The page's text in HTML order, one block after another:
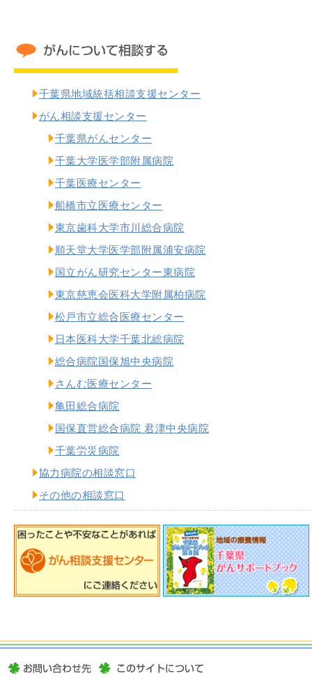
千葉県地域統括相談支援センター
がん相談支援センター
千葉県がんセンター
千葉大学医学部附属病院
千葉医療センター
船橋市立医療センター
東京歯科大学市川総合病院
順天堂大学医学部附属浦安病院
国立がん研究センター東病院
東京慈恵会医科大学附属柏病院
松戸市立総合医療センター
日本医科大学千葉北総病院
総合病院国保旭中央病院
さんむ医療センター
亀田総合病院
国保直営総合病院 君津中央病院
千葉労災病院
協力病院の相談窓口
その他の相談窓口